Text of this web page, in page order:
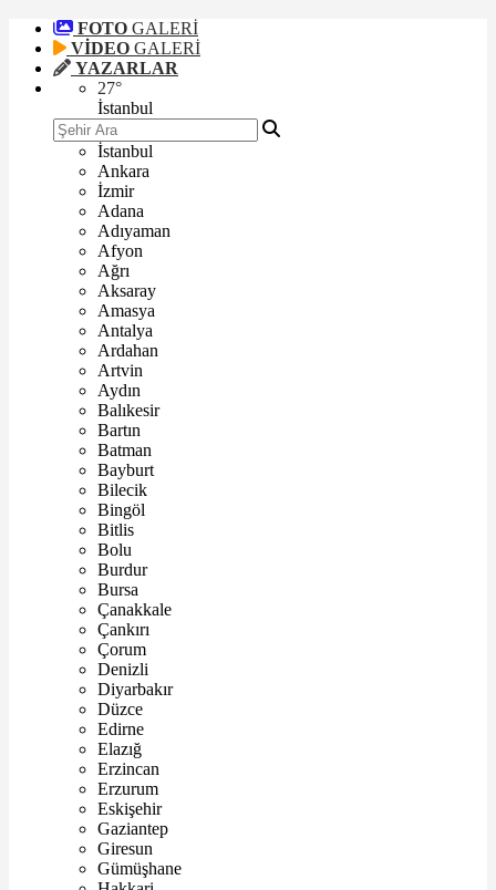
FOTO GALERİ
VİDEO GALERİ
YAZARLAR
27°
İstanbul
İstanbul
Ankara
İzmir
Adana
Adıyaman
Afyon
Ağrı
Aksaray
Amasya
Antalya
Ardahan
Artvin
Aydın
Balıkesir
Bartın
Batman
Bayburt
Bilecik
Bingöl
Bitlis
Bolu
Burdur
Bursa
Çanakkale
Çankırı
Çorum
Denizli
Diyarbakır
Düzce
Edirne
Elazığ
Erzincan
Erzurum
Eskişehir
Gaziantep
Giresun
Gümüşhane